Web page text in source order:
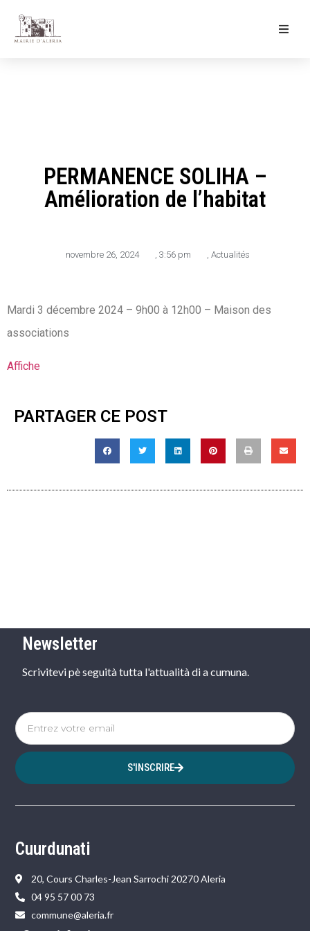
PERMANENCE SOLIHA –
Amélioration de l’habitat
novembre 26, 2024 , 3:56 pm , Actualités
Mardi 3 décembre 2024 – 9h00 à 12h00 – Maison des
associations
Affiche
PARTAGER CE POST
Newsletter
Scrivitevi pè seguità tutta l'attualità di a cumuna.
S'INSCRIRE
Cuurdunati
20, Cours Charles-Jean Sarrochi 20270 Aleria
04 95 57 00 73
commune@aleria.fr